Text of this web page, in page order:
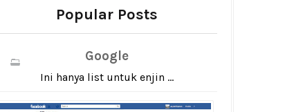
Popular Posts
Google
Ini hanya list untuk enjin ...